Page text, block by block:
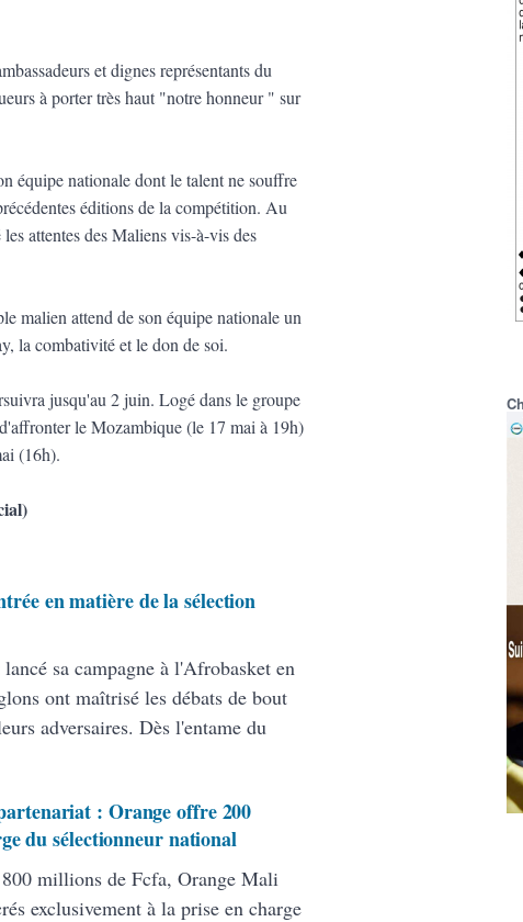
et dignes représentants du
à porter très haut "notre honneur " sur
équipe nationale dont le talent ne souffre
éditions de la compétition. Au
attentes des Maliens vis-à-vis des
malien attend de son équipe nationale un
la combativité et le don de soi.
jusqu'au 2 juin. Logé dans le groupe
le Mozambique (le 17 mai à 19h)
(16h).
en matière de la sélection
sa campagne à l'Afrobasket en
ont maîtrisé les débats de bout
adversaires. Dès l'entame du
: Orange offre 200
du sélectionneur national
millions de Fcfa, Orange Mali
exclusivement à la prise en charge